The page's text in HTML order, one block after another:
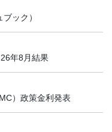
ック）
年8月結果
）政策金利発表